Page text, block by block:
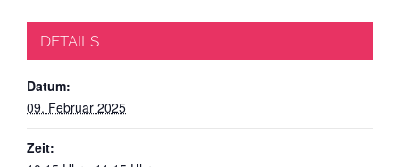
DETAILS
Datum:
09. Februar 2025
Zeit: